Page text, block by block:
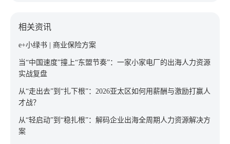
相关资讯
e+小绿书 | 商业保险方案
当“中国速度”撞上“东盟节奏”：一家小家电厂的出海人力资源
实战复盘
从“走出去”到“扎下根”：2026亚太区如何用薪酬与激励打赢人
才战？
从“轻启动”到“稳扎根”：解码企业出海全周期人力资源解决方
案